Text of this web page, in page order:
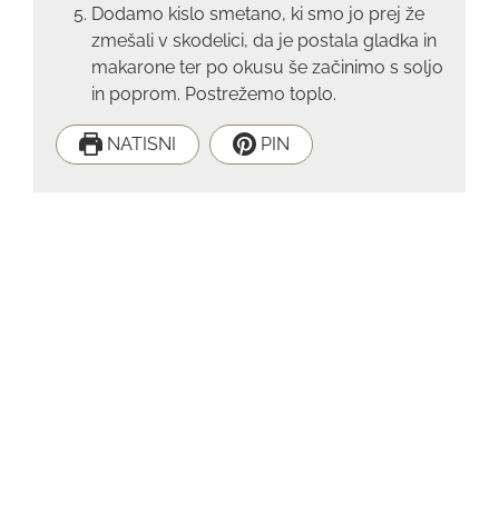
Dodamo kislo smetano, ki smo jo prej že
zmešali v skodelici, da je postala gladka in
makarone ter po okusu še začinimo s soljo
in poprom. Postrežemo toplo.
NATISNI PIN